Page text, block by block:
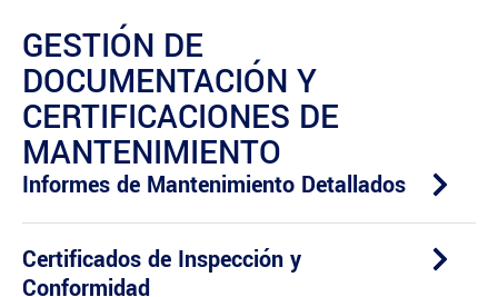
GESTIÓN DE
DOCUMENTACIÓN Y
CERTIFICACIONES DE
MANTENIMIENTO
Informes de Mantenimiento Detallados
Certificados de Inspección y
Conformidad